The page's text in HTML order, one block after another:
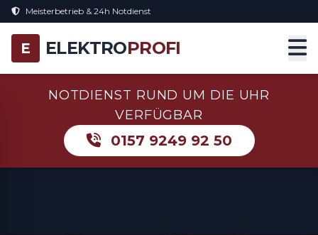
Meisterbetrieb & 24h Notdienst
E ELEKTROPROFI
NOTDIENST RUND UM DIE UHR
VERFÜGBAR
0157 9249 92 50